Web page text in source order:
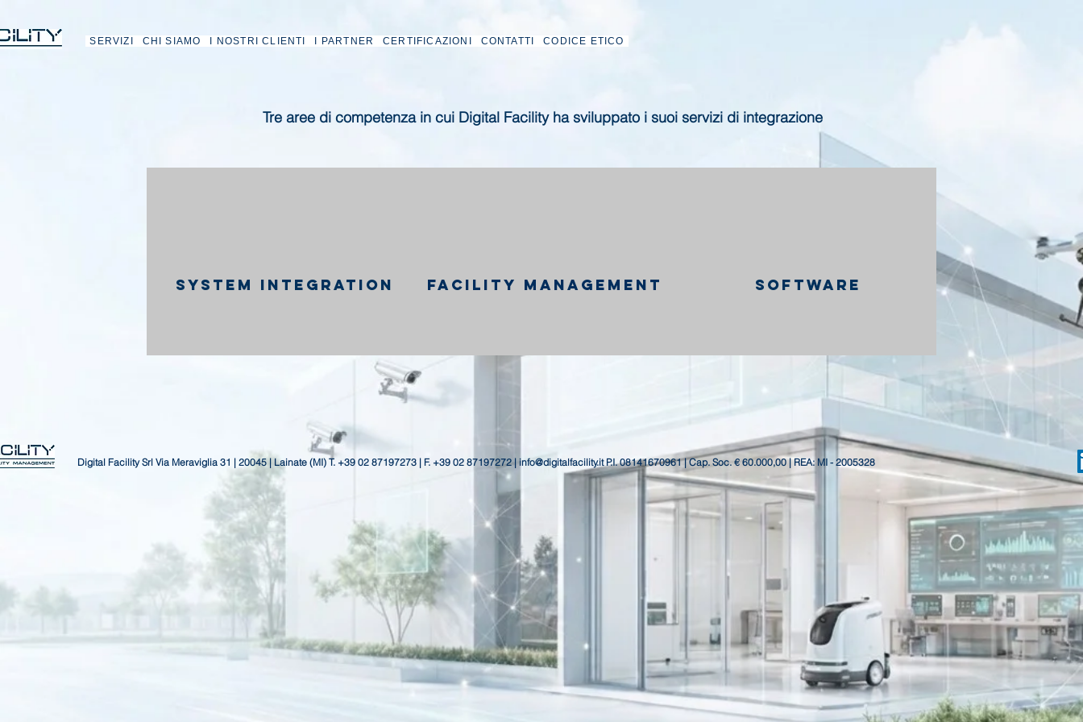
SERVIZI CHI SIAMO I NOSTRI CLIENTI I PARTNER CERTIFICAZIONI CONTATTI CODICE ETICO
Tre aree di competenza in cui Digital Facility ha sviluppato i suoi servizi di integrazione
SYSTEM INTEGRATION FACILITY MANAGEMENT SOFTWARE
Digital Facility Srl Via Meraviglia 31 | 20045 | Lainate (MI) T. +39 02 87197273 | F. +39 02 87197272 | info@digitalfacility.it P.I. 08141670961 | Cap. Soc. € 60.000,00 | REA: MI - 2005328